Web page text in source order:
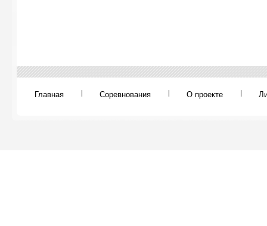
Главная Соревнования О проекте